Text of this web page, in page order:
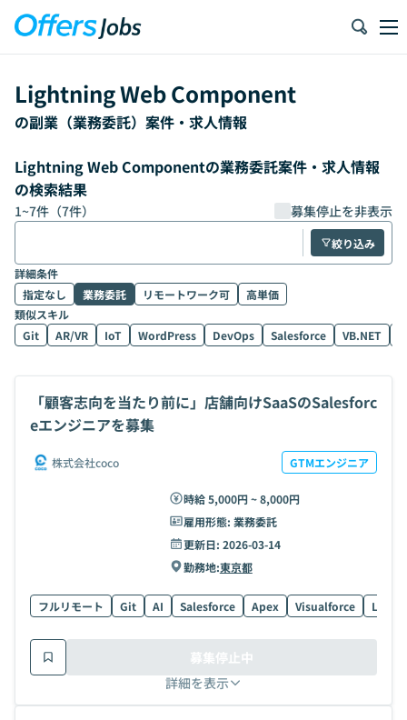
Lightning Web Component
の副業（業務委託）案件・求人情報
Lightning Web Componentの業務委託案件・求人情報
の検索結果
1~7件（7件） 募集停止を非表示
絞り込み
詳細条件
指定なし
業務委託 リモートワーク可
高単価
類似スキル
Git
AR/VR IoT WordPress DevOps Salesforce VB.NET
「顧客志向を当たり前に」店舗向けSaaSのSalesforc
eエンジニアを募集
株式会社coco GTMエンジニア
時給 5,000円 ~ 8,000円
雇用形態: 業務委託
更新日: 2026-03-14
勤務地:東京都
フルリモート Git AI Salesforce Apex Visualforce
詳細を表示
募集停止中